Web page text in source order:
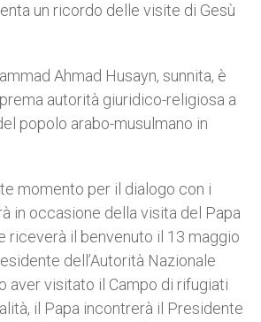
un ricordo delle visite di Gesù
Ahmad Husayn, sunnita, è
autorità giuridico-religiosa a
popolo arabo-musulmano in
momento per il dialogo con i
in occasione della visita del Papa
riceverà il benvenuto il 13 maggio
dell’Autorità Nazionale
aver visitato il Campo di rifugiati
il Papa incontrerà il Presidente